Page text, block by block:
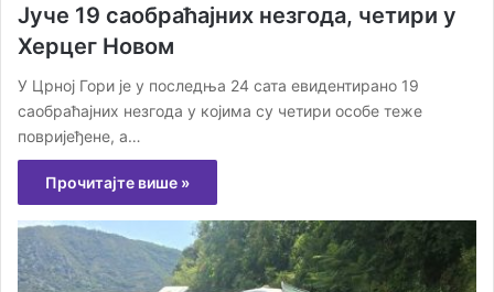
Јуче 19 саобраћајних незгода, четири у
Херцег Новом
У Црној Гори је у последња 24 сата евидентирано 19
саобраћајних незгода у којима су четири особе теже
повријеђене, а…
Прочитајте више »